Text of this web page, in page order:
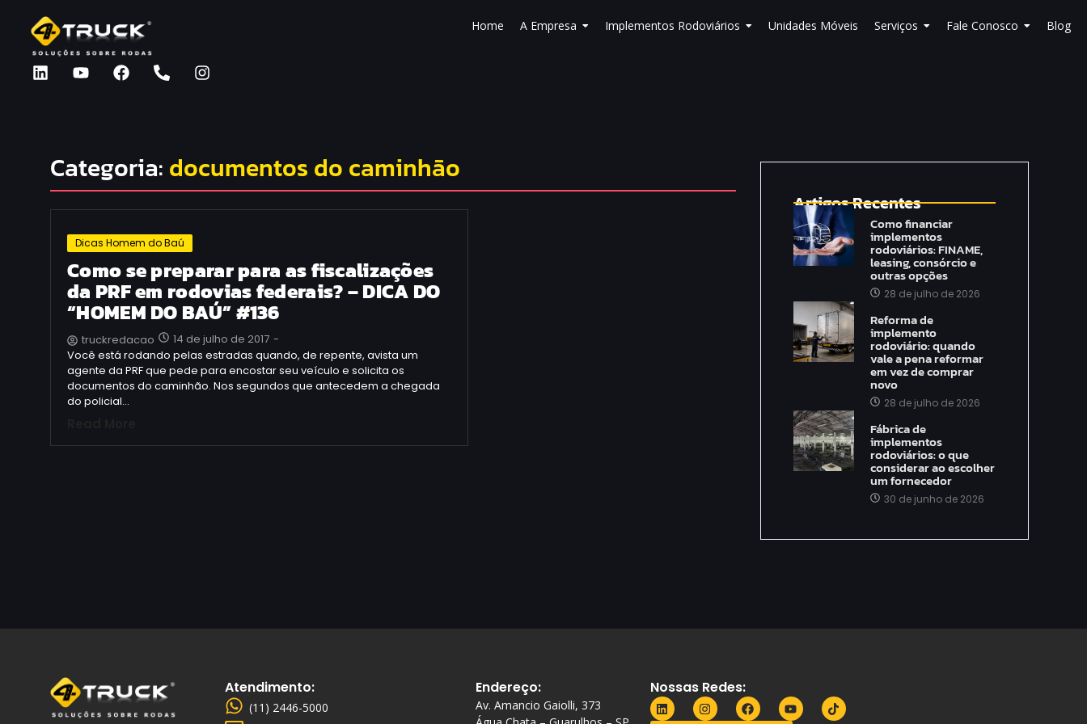
Home A Empresa Implementos Rodoviários Unidades Móveis Serviços Fale Conosco Blog
Categoria: documentos do caminhão
Dicas Homem do Baú
Como se preparar para as fiscalizações
da PRF em rodovias federais? – DICA DO
“HOMEM DO BAÚ” #136
truckredacao 14 de julho de 2017 -
Você está rodando pelas estradas quando, de repente, avista um
agente da PRF que pede para encostar seu veículo e solicita os
documentos do caminhão. Nos segundos que antecedem a chegada
do policial…
Artigos Recentes
Como financiar
implementos
rodoviários: FINAME,
leasing, consórcio e
outras opções
28 de julho de 2026
Reforma de
implemento
rodoviário: quando
vale a pena reformar
em vez de comprar
novo
28 de julho de 2026
Fábrica de
implementos
rodoviários: o que
considerar ao escolher
um fornecedor
30 de junho de 2026
Atendimento:
(11) 2446-5000
Endereço:
Av. Amancio Gaiolli, 373
Nossas Redes: